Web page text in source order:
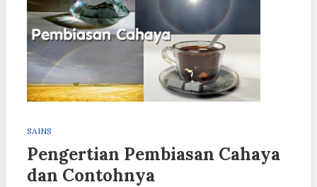
SAINS
Pengertian Pembiasan Cahaya
dan Contohnya